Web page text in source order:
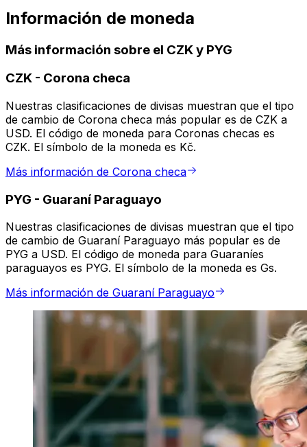
Información de moneda
Más información sobre el CZK y PYG
CZK - Corona checa
Nuestras clasificaciones de divisas muestran que el tipo
de cambio de Corona checa más popular es de CZK a
USD. El código de moneda para Coronas checas es
CZK. El símbolo de la moneda es Kč.
Más información de Corona checa
PYG - Guaraní Paraguayo
Nuestras clasificaciones de divisas muestran que el tipo
de cambio de Guaraní Paraguayo más popular es de
PYG a USD. El código de moneda para Guaraníes
paraguayos es PYG. El símbolo de la moneda es Gs.
Más información de Guaraní Paraguayo